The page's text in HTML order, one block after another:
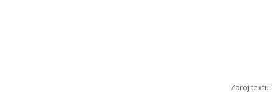
Zdroj textu: